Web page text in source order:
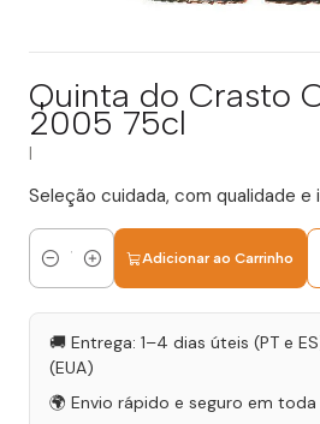
Quinta do Crasto
2005 75cl
Seleção cuidada, com qualidade e
Quantidade
Adicionar ao Carrinho
🚚 Entrega: 1–4 dias úteis (PT e
(EUA)
🌍 Envio rápido e seguro em toda